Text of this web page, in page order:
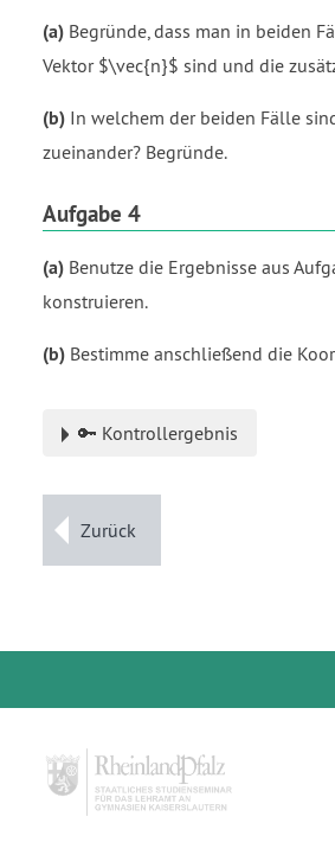
(a) Begründe, dass man in beiden
Vektor $\vec{n}$ sind und die
(b) In welchem der beiden Fälle
zueinander? Begründe.
Aufgabe 4
(a) Benutze die Ergebnisse aus
konstruieren.
(b) Bestimme anschließend die
🔑 Kontrollergebnis
Zurück